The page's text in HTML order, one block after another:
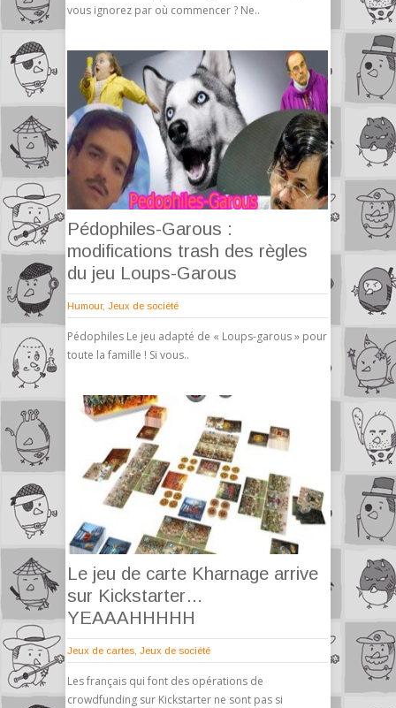
vous ignorez par où commencer ? Ne..
Pédophiles-Garous :
modifications trash des règles
du jeu Loups-Garous
Humour, Jeux de société
Pédophiles Le jeu adapté de « Loups-garous » pour
toute la famille ! Si vous..
Le jeu de carte Kharnage arrive
sur Kickstarter…
YEAAAHHHHH
Jeux de cartes Jeux de société
Les français qui font des opérations de
crowdfunding sur Kickstarter ne sont pas si